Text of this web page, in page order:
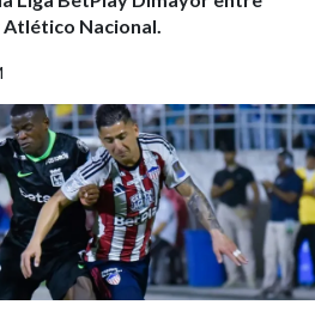
Atlético Nacional.